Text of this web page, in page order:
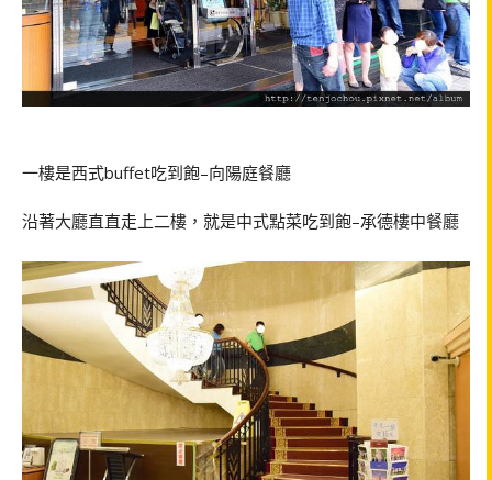
一樓是西式buffet吃到飽–向陽庭餐廳
沿著大廳直直走上二樓，就是中式點菜吃到飽–承德樓中餐廳